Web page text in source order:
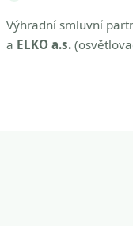
Výhradní smluvní
a ELKO a.s.